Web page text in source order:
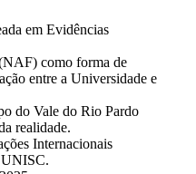
em Evidências
como forma de
entre a Universidade e
do Vale do Rio Pardo
realidade.
Internacionais
UNISC.